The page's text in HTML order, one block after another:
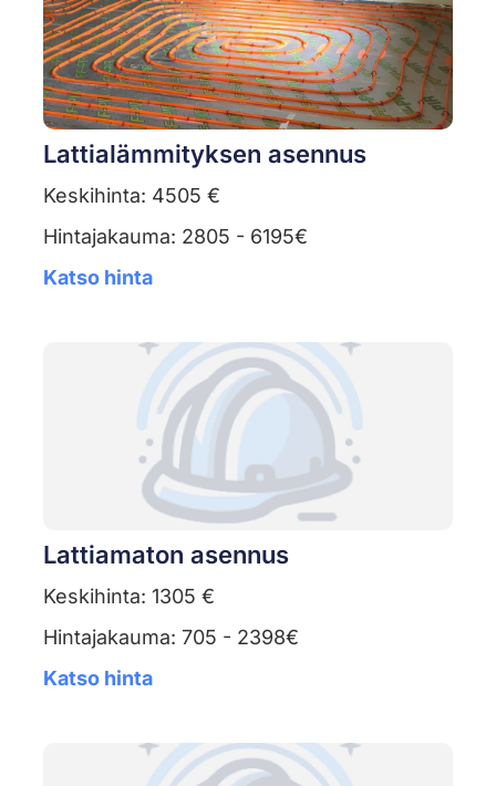
Lattialämmityksen asennus
Keskihinta: 4505 €
Hintajakauma: 2805 - 6195€
Katso hinta
Lattiamaton asennus
Keskihinta: 1305 €
Hintajakauma: 705 - 2398€
Katso hinta